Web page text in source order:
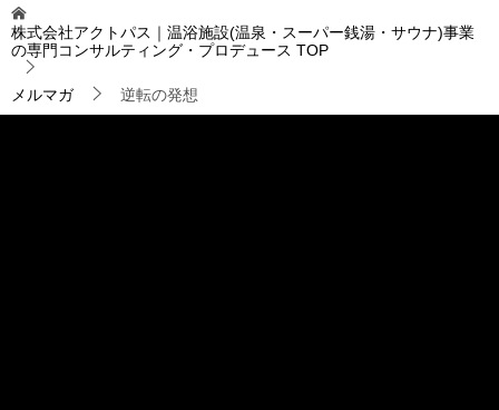
ゲ
ー
シ
ョ
ン
株式会社アクトパス｜温浴施設(温泉・スーパー銭湯・サウナ)事業
の専門コンサルティング・プロデュース TOP
メルマガ 逆転の発想